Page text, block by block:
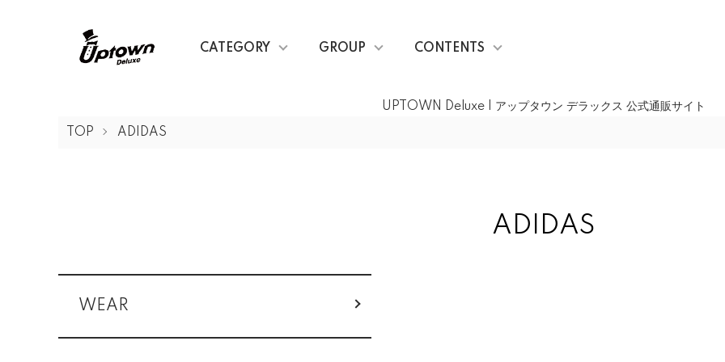
UPTOWN Deluxe | アップタウン デラックス 公式通販サイト
CATEGORY GROUP CONTENTS
TOP ADIDAS
ADIDAS
WEAR